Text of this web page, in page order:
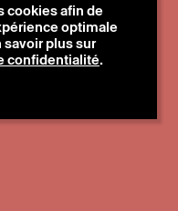
cookies afin de
optimale
plus sur
confidentialité.